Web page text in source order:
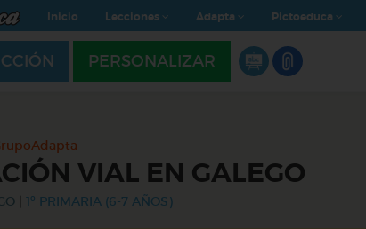
Inicio Lecciones Adapta Pictoeduca
PERSONALIZAR
VIAL EN GALEGO
1º PRIMARIA (6-7 AÑOS)